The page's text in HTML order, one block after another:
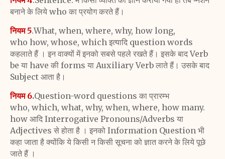
बनाने के लिये who का प्रयोग करते हैं।
नियम 5.What, when, where, why, how long,
who how, whose, which इत्यादि question words
कहलाते हैं । इन वाक्यों में इनको सबसे पहले रखते हैं। इसके बाद Verb
be या have की forms या Auxiliary Verb लाते हैं। उसके बाद
Subject आता है।
नियम 6.Question-word questions का प्रारम्भ
who, which, what, why, when, where, how many.
how आदि Interrogative Pronouns/Adverbs या
Adjectives से होता है । इनको Information Question भी
कहा जाता है क्योंकि ये किसी नकिसी सूचना को ज्ञात करने के लिये पूछे
जाते हैं ।